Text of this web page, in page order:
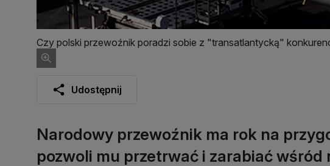
Czy polski przewoźnik poradzi sobie z "transatlantycką"
Udostępnij
Narodowy przewoźnik ma rok na
pozwoli mu przetrwać i zarabiać